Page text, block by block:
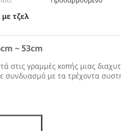
τζελ
~ 53cm
στις γραμμές κοπής μιας
συνδυασμό με τα τρέχοντα